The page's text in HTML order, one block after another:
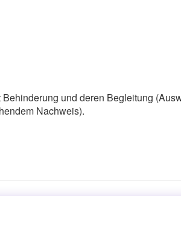
und deren Begleitung
Nachweis).